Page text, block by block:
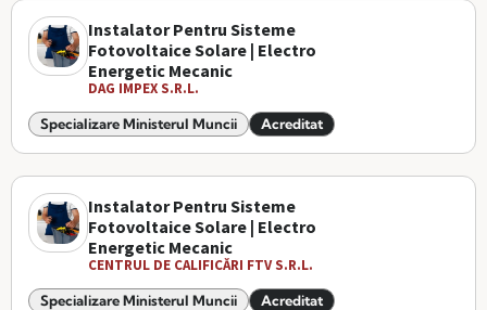
Instalator Pentru Sisteme
Fotovoltaice Solare | Electro
Energetic Mecanic
DAG IMPEX S.R.L.
Specializare Ministerul Muncii Acreditat
Instalator Pentru Sisteme
Fotovoltaice Solare | Electro
Energetic Mecanic
CENTRUL DE CALIFICĂRI FTV S.R.L.
Specializare Ministerul Muncii Acreditat